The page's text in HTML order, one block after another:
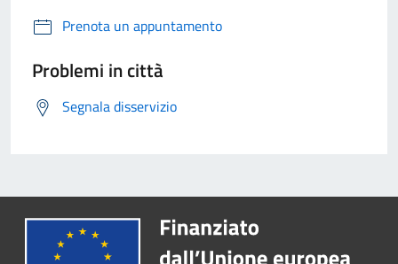
Prenota un appuntamento
Problemi in città
Segnala disservizio